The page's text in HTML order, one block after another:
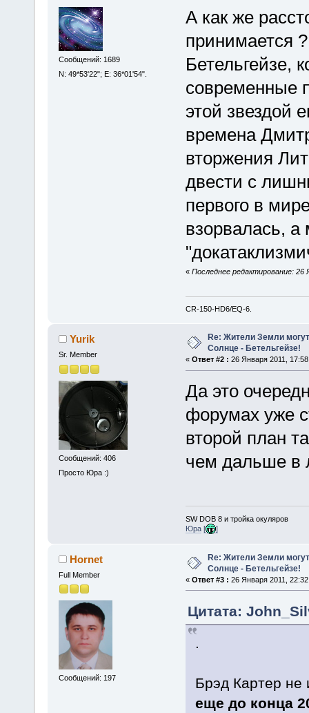
Сообщений: 1689
N: 49*53'22"; E: 36*01'54".
А как же
принимается
Бетельгейзе,
современные
этой звездой
времена
вторжения
двести с
первого в
взорвалась,
« Последнее редактирование: 26
CR-150-HD6/EQ-6.
Yurik
Sr. Member
Сообщений: 406
Просто Юра :)
Re: Жители Земли
Солнце - Бетельгейзе!
« Ответ #2 : 26 Января 2011,
Да это
форумах уже
второй план
чем дальше в
SW DOB 8 и тройка окуляров
Юра [ ]
Hornet
Full Member
Сообщений: 197
Re: Жители Земли
Солнце - Бетельгейзе!
« Ответ #3 : 26 Января 2011,
Цитата:
.
Брэд Картер не
еще до конца